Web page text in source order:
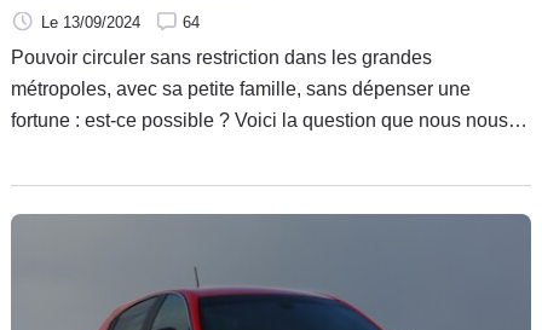
Le 13/09/2024 64
Pouvoir circuler sans restriction dans les grandes
métropoles, avec sa petite famille, sans dépenser une
fortune : est-ce possible ? Voici la question que nous nous
sélection des compactes "Crit'Air 1" les moins chères en
occasion.